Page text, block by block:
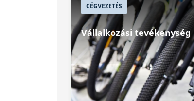
CÉGVEZETÉS
Vállalkozási